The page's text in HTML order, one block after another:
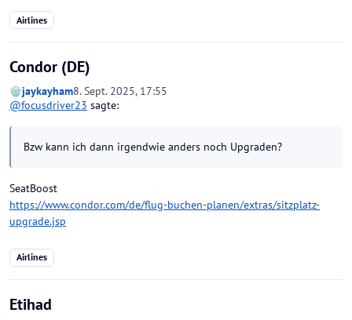
Airlines
Condor (DE)
jaykayham8. Sept. 2025, 17:55
@focusdriver23 sagte:
Bzw kann ich dann irgendwie anders noch Upgraden?
SeatBoost
https://www.condor.com/de/flug-buchen-planen/extras/sitzplatz-
upgrade.jsp
Airlines
Etihad